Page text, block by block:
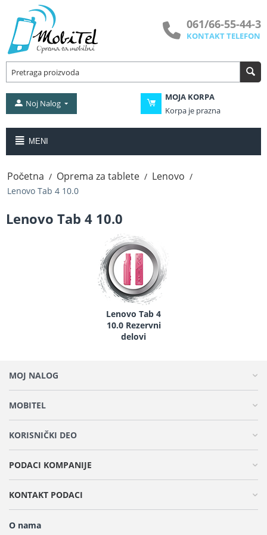
061/66-55-44-3
KONTAKT TELEFON
MOJA KORPA
Korpa je prazna
Noj Nalog
MENI
Početna / Oprema za tablete / Lenovo /
Lenovo Tab 4 10.0
Lenovo Tab 4 10.0
Lenovo Tab 4
10.0 Rezervni
delovi
MOJ NALOG
MOBITEL
KORISNIČKI DEO
PODACI KOMPANIJE
KONTAKT PODACI
O nama